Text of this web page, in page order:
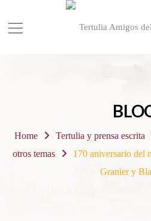
Home Tertulia y prensa escrita
otros temas
170 aniversario del
Granier y